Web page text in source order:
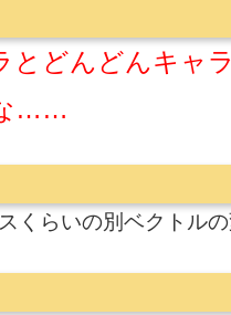
どんどんキャ
……
くらいの別ベクトル